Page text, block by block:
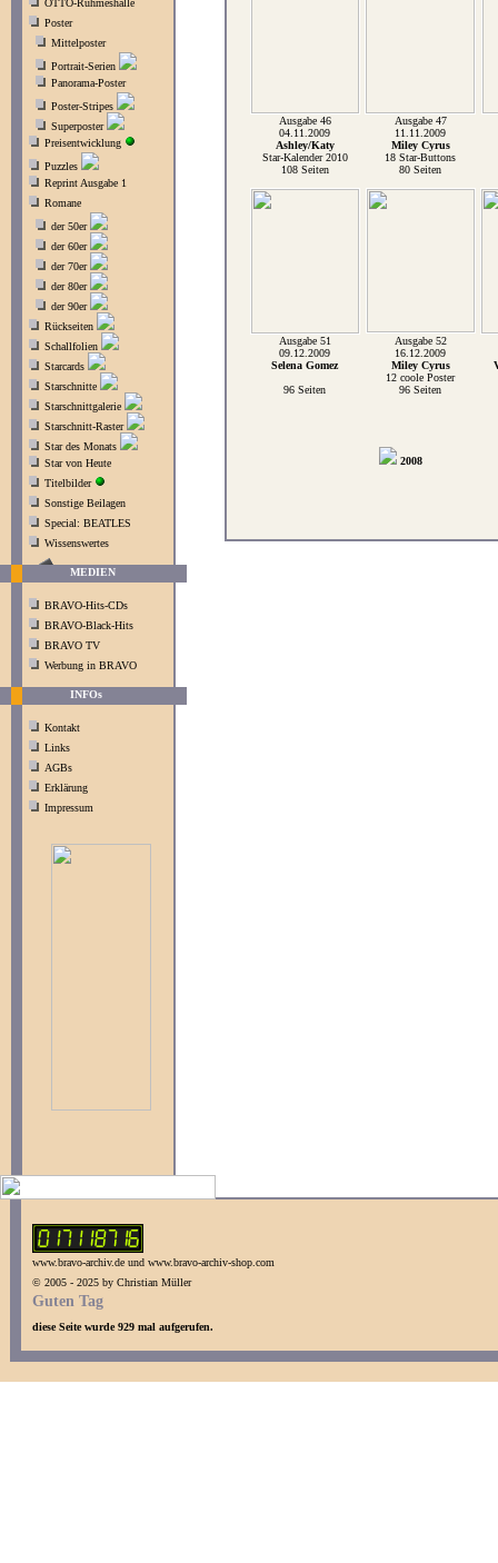
OTTO-Ruhmeshalle
Poster
Mittelposter
Portrait-Serien
Panorama-Poster
Poster-Stripes
Superposter
Preisentwicklung
Puzzles
Reprint Ausgabe 1
Romane
der 50er
der 60er
der 70er
der 80er
der 90er
Rückseiten
Schallfolien
Starcards
Starschnitte
Starschnittgalerie
Starschnitt-Raster
Star des Monats
Star von Heute
Titelbilder
Sonstige Beilagen
Special: BEATLES
Wissenswertes
MEDIEN
BRAVO-Hits-CDs
BRAVO-Black-Hits
BRAVO TV
Werbung in BRAVO
INFOs
Kontakt
Links
AGBs
Erklärung
Impressum
Ausgabe 46
Ausgabe 47
04.11.2009
11.11.2009
Ashley/Katy
Miley Cyrus
Star-Kalender 2010
18 Star-Buttons
108 Seiten
80 Seiten
Ausgabe 51
Ausgabe 52
09.12.2009
16.12.2009
Selena Gomez
Miley Cyrus
12 coole Poster
96 Seiten
96 Seiten
2008
www.bravo-archiv.de und www.bravo-archiv-shop.com
© 2005 - 2025 by Christian Müller
Guten Tag
diese Seite wurde 929 mal aufgerufen.